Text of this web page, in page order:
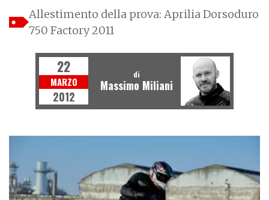
Allestimento della prova: Aprilia Dorsoduro
750 Factory 2011
22
MARZO
2012
di
Massimo Miliani